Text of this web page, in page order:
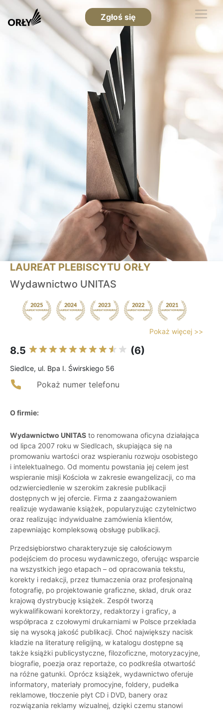
Zgłoś się
LAUREAT PLEBISCYTU ORŁY
Wydawnictwo UNITAS
Pokaż więcej >>
8.5 (6)
Siedlce, ul. Bpa I. Świrskiego 56
Pokaż numer telefonu
O firmie:
Wydawnictwo UNITAS to renomowana oficyna działająca
od lipca 2007 roku w Siedlcach, skupiająca się na
promowaniu wartości oraz wspieraniu rozwoju osobistego
i intelektualnego. Od momentu powstania jej celem jest
wspieranie misji Kościoła w zakresie ewangelizacji, co ma
odzwierciedlenie w szerokim zakresie publikacji
dostępnych w jej ofercie. Firma z zaangażowaniem
realizuje wydawanie książek, popularyzując czytelnictwo
oraz realizując indywidualne zamówienia klientów,
zapewniając kompleksową obsługę publikacji.
Przedsiębiorstwo charakteryzuje się całościowym
podejściem do procesu wydawniczego, oferując wsparcie
na wszystkich jego etapach – od opracowania tekstu,
korekty i redakcji, przez tłumaczenia oraz profesjonalną
fotografię, po projektowanie graficzne, skład, druk oraz
krajową dystrybucję książek. Zespół tworzą
wykwalifikowani korektorzy, redaktorzy i graficy, a
współpraca z czołowymi drukarniami w Polsce przekłada
się na wysoką jakość publikacji. Choć największy nacisk
kładzie na literaturę religijną, w katalogu dostępne są
także książki publicystyczne, filozoficzne, motoryzacyjne,
biografie, poezja oraz reportaże, co podkreśla otwartość
na różne gatunki. Oprócz książek, wydawnictwo oferuje
informatory, materiały promocyjne, foldery, pudełka
reklamowe, tłoczenie płyt CD i DVD, banery oraz
rozwiązania reklamy wizualnej, dzięki czemu stanowi